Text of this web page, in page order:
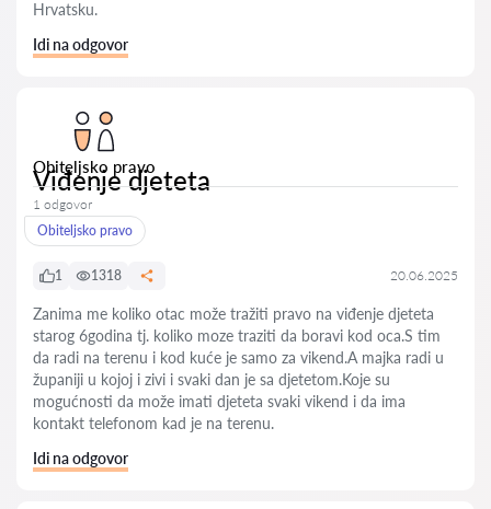
Hrvatsku.
Idi na odgovor
Obiteljsko pravo
Viđenje djeteta
1 odgovor
Obiteljsko pravo
1 1318 20.06.2025
Zanima me koliko otac može tražiti pravo na viđenje djeteta
starog 6godina tj. koliko moze traziti da boravi kod oca.S tim
da radi na terenu i kod kuće je samo za vikend.A majka radi u
županiji u kojoj i zivi i svaki dan je sa djetetom.Koje su
mogućnosti da može imati djeteta svaki vikend i da ima
kontakt telefonom kad je na terenu.
Idi na odgovor